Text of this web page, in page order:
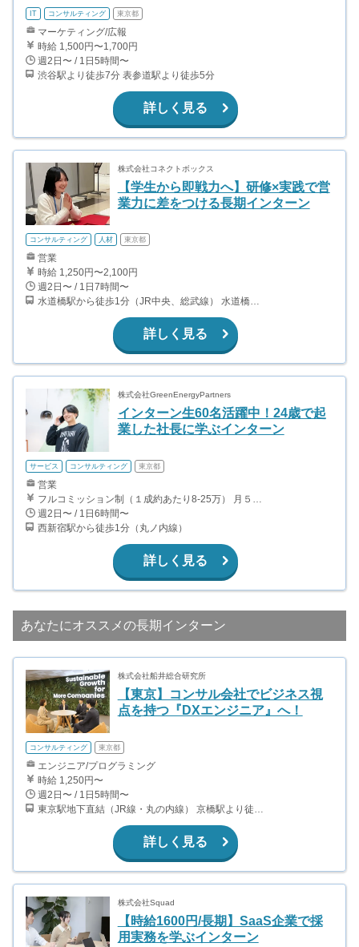
IT コンサルティング 東京都
マーケティング/広報
時給 1,500円〜1,700円
週2日〜 / 1日5時間〜
渋谷駅より徒歩7分 表参道駅より徒歩5分
詳しく見る
株式会社コネクトボックス
【学生から即戦力へ】研修×実践で営
業力に差をつける長期インターン
コンサルティング 人材 東京都
営業
時給 1,250円〜2,100円
週2日〜 / 1日7時間〜
水道橋駅から徒歩1分（JR中央、総武線） 水道橋駅から徒歩6分（都営三田線）
詳しく見る
株式会社GreenEnergyPartners
インターン生60名活躍中！24歳で起
業した社長に学ぶインターン
サービス コンサルティング 東京都
営業
フルコミッション制（１成約あたり8-25万） 月５０万以上稼ぐインターン生も多数います！ ■収入例 ○入社１ヶ月目（明治大学2年生） 役職：アポインター 月間１契約×８万円＝８万円 ＋交通費 ○入社３ヶ月目（東京大学２年生） 役職：アポインター（ランク：ブロンズ） 月間３契約×10万円＝30万円 ＋交通費 ○入社６ヶ月目（早稲田大学３年生） 役職：アポインター（ランク：シルバー） 月間５契約×12万円＝60万円 ＋交通費 ○入社15ヶ月目（慶應大学３年生） 役職：クローザー 月間３契約×25万＝75万円 ＋交通費
週2日〜 / 1日6時間〜
西新宿駅から徒歩1分（丸ノ内線）
詳しく見る
あなたにオススメの長期インターン
株式会社船井総合研究所
【東京】コンサル会社でビジネス視
点を持つ『DXエンジニア』へ！
コンサルティング 東京都
エンジニア/プログラミング
時給 1,250円〜
週2日〜 / 1日5時間〜
東京駅地下直結（JR線・丸の内線） 京橋駅より徒歩3分（銀座線） 日本橋駅より徒歩6分（東西線、銀座線、都営浅草線）
詳しく見る
株式会社Squad
【時給1600円/長期】SaaS企業で採
用実務を学ぶインターン